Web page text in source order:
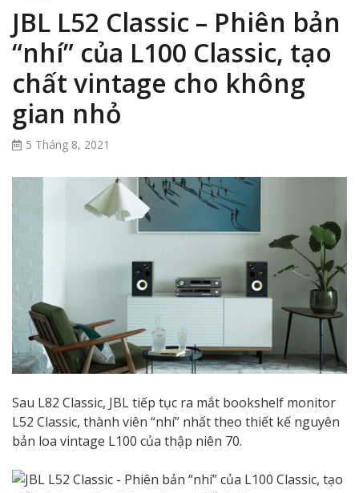
JBL L52 Classic – Phiên bản
“nhí” của L100 Classic, tạo
chất vintage cho không
gian nhỏ
5 Tháng 8, 2021
Sau L82 Classic, JBL tiếp tục ra mắt bookshelf monitor
L52 Classic, thành viên “nhí” nhất theo thiết kế nguyên
bản loa vintage L100 của thập niên 70.